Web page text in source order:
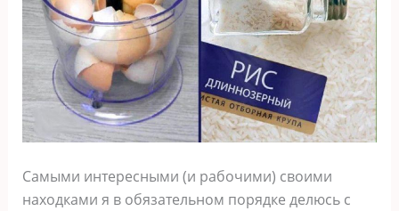
Самыми интересными (и рабочими) своими
находками я в обязательном порядке делюсь с